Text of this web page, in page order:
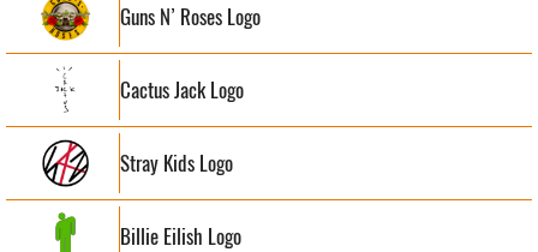
Guns N’ Roses Logo
Cactus Jack Logo
Stray Kids Logo
Billie Eilish Logo